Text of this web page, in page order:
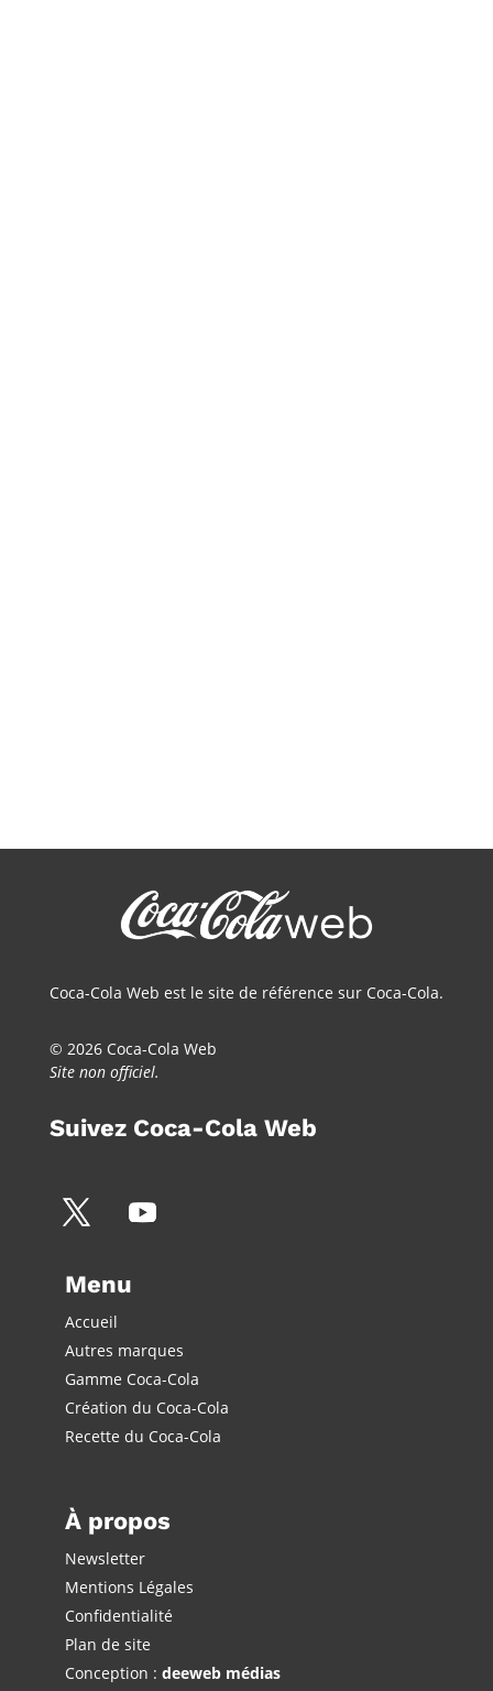
Coca-Cola Web est le site de référence sur Coca-Cola.
© 2026 Coca-Cola Web
Site non officiel.
Suivez Coca-Cola Web
Menu
Accueil
Autres marques
Gamme Coca-Cola
Création du Coca-Cola
Recette du Coca-Cola
À propos
Newsletter
Mentions Légales
Confidentialité
Plan de site
Conception : deeweb médias